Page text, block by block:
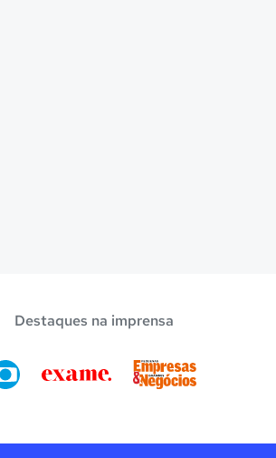
Destaques na imprensa